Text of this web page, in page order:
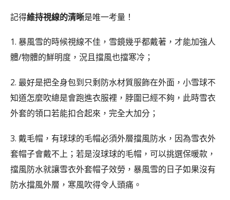
記得維持視線的清晰是唯一考量！
1. 暴風雪的時候視線不佳，雪鏡幾乎都戴著，才能加強人
體/物體的鮮明度，況且擋風也擋寒冷；
2. 最好是把全身包到只剩防水材質服飾在外面，小雪球不
知道怎麼吹總是會跑進衣服裡，脖圍已經不夠，此時雪衣
外套的領口若能扣合起來，完全大加分；
3. 戴毛帽，有球球的毛帽必須外層擋風防水，因為雪衣外
套帽子會戴不上；若是沒球球的毛帽，可以挑選保暖款，
擋風防水就讓雪衣外套帽子效勞，暴風雪的日子如果沒有
防水擋風外層，寒風吹得令人頭痛。